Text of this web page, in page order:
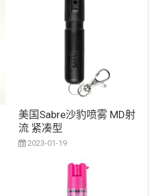
美国Sabre沙豹喷雾 MD射
流 紧凑型
2023-01-19